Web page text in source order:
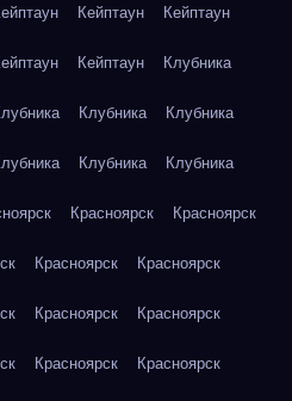
Кейптаун Кейптаун
Кейптаун Клубника
Клубника Клубника
Клубника Клубника
Красноярск Красноярск
Красноярск Красноярск
Красноярск Красноярск
Красноярск Красноярск